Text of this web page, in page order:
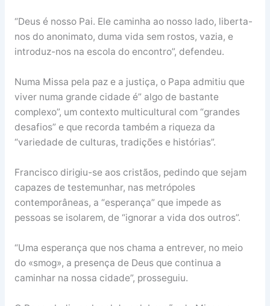
“Deus é nosso Pai. Ele caminha ao nosso lado, liberta-
nos do anonimato, duma vida sem rostos, vazia, e
introduz-nos na escola do encontro”, defendeu.
Numa Missa pela paz e a justiça, o Papa admitiu que
viver numa grande cidade é” algo de bastante
complexo”, um contexto multicultural com “grandes
desafios” e que recorda também a riqueza da
“variedade de culturas, tradições e histórias”.
Francisco dirigiu-se aos cristãos, pedindo que sejam
capazes de testemunhar, nas metrópoles
contemporâneas, a “esperança” que impede as
pessoas se isolarem, de “ignorar a vida dos outros”.
“Uma esperança que nos chama a entrever, no meio
do «smog», a presença de Deus que continua a
caminhar na nossa cidade”, prosseguiu.